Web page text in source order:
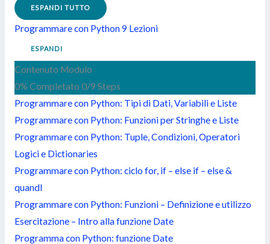
ESPANDI TUTTO
Programmare con Python9 Lezioni
ESPANDI
Contenuto Modulo
0% Completato 0/9 Steps
Programmare con Python: Tipi di Dati, Variabili e Liste
Programmare con Python: Funzioni per Stringhe e Liste
Programmare con Python: Tuple, Condizioni, Operatori
Logici e Dictionaries
Programmare con Python: ciclo for, if – else if – else &
quandl
Programmare con Python: Funzioni – Definizione e utilizzo
Esercitazione – Intro alla funzione Date
Programma con Python: funzione Date